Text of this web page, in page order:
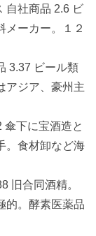
自社商品 2.6 ビ
メーカー。１２
3.37 ビール類
アジア、豪州主
下に宝酒造と
。食材卸など海
旧合同酒精。
的。酵素医薬品